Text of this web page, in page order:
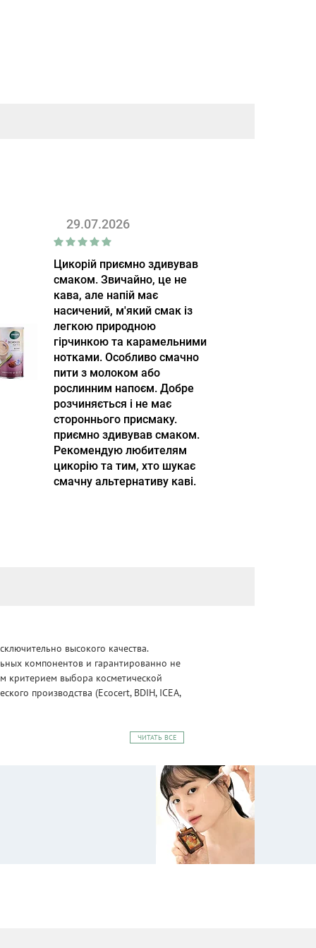
29.07.2026
Цикорій приємно здивував
смаком. Звичайно, це не
кава, але напій має
насичений, м'який смак із
легкою природною
гірчинкою та карамельними
нотками. Особливо смачно
пити з молоком або
рослинним напоєм. Добре
розчиняється і не має
стороннього присмаку.
приємно здивував смаком.
Рекомендую любителям
цикорію та тим, хто шукає
смачну альтернативу каві.
высокого качества.
компонентов и гарантированно не
критерием выбора косметической
производства (Ecocert, BDIH, ICEA,
ЧИТАТЬ ВСЕ